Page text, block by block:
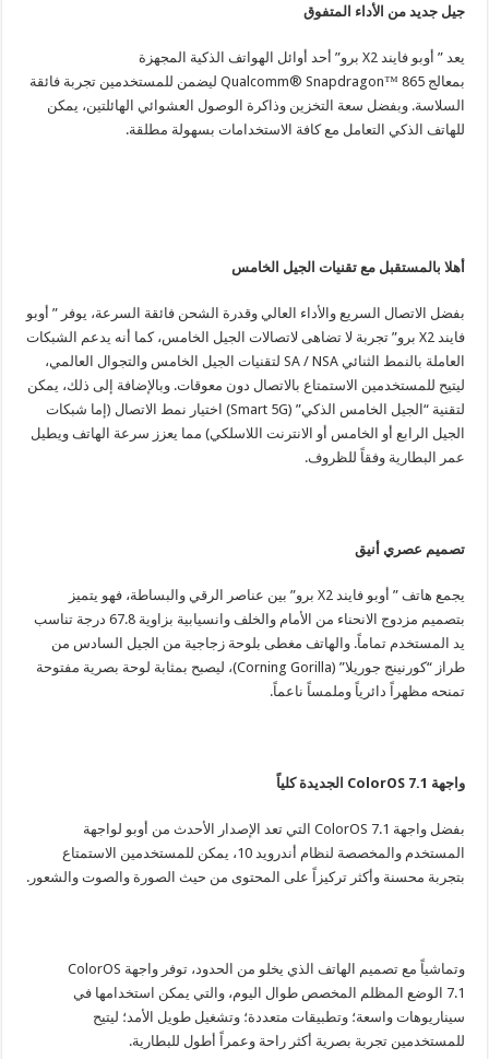
جيل جديد من الأداء المتفوق
يعد ” أوبو فايند X2 برو” أحد أوائل الهواتف الذكية المجهزة
بمعالج Qualcomm® Snapdragon™ 865 ليضمن للمستخدمين تجربة فائقة
السلاسة. وبفضل سعة التخزين وذاكرة الوصول العشوائي الهائلتين، يمكن
للهاتف الذكي التعامل مع كافة الاستخدامات بسهولة مطلقة.
أهلا بالمستقبل مع تقنيات الجيل الخامس
بفضل الاتصال السريع والأداء العالي وقدرة الشحن فائقة السرعة، يوفر ” أوبو
فايند X2 برو” تجربة لا تضاهى لاتصالات الجيل الخامس، كما أنه يدعم الشبكات
العاملة بالنمط الثنائي SA / NSA لتقنيات الجيل الخامس والتجوال العالمي،
ليتيح للمستخدمين الاستمتاع بالاتصال دون معوقات. وبالإضافة إلى ذلك، يمكن
لتقنية “الجيل الخامس الذكي” (Smart 5G) اختيار نمط الاتصال (إما شبكات
الجيل الرابع أو الخامس أو الانترنت اللاسلكي) مما يعزز سرعة الهاتف ويطيل
عمر البطارية وفقاً للظروف.
تصميم عصري أنيق
يجمع هاتف ” أوبو فايند X2 برو” بين عناصر الرقي والبساطة، فهو يتميز
بتصميم مزدوج الانحناء من الأمام والخلف وانسيابية بزاوية 67.8 درجة تناسب
يد المستخدم تماماً. والهاتف مغطى بلوحة زجاجية من الجيل السادس من
طراز “كورنينج جوريلا” (Corning Gorilla)، ليصبح بمثابة لوحة بصرية مفتوحة
تمنحه مظهراً دائرياً وملمساً ناعماً.
واجهة ColorOS 7.1الجديدة كلياً
بفضل واجهة ColorOS 7.1 التي تعد الإصدار الأحدث من أوبو لواجهة
المستخدم والمخصصة لنظام أندرويد 10، يمكن للمستخدمين الاستمتاع
بتجربة محسنة وأكثر تركيزاً على المحتوى من حيث الصورة والصوت والشعور.
وتماشياً مع تصميم الهاتف الذي يخلو من الحدود، توفر واجهة ColorOS
7.1 الوضع المظلم المخصص طوال اليوم، والتي يمكن استخدامها في
سيناريوهات واسعة؛ وتطبيقات متعددة؛ وتشغيل طويل الأمد؛ ليتيح
للمستخدمين تجربة بصرية أكثر راحة وعمراً أطول للبطارية.